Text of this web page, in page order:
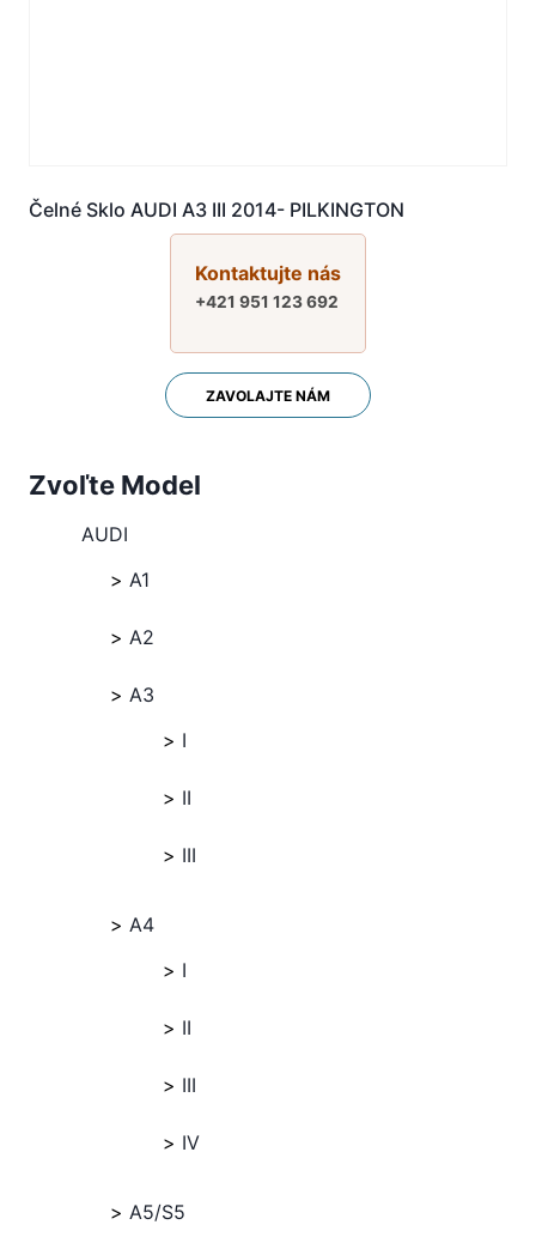
Čelné Sklo AUDI A3 III 2014- PILKINGTON
Kontaktujte nás
+421 951 123 692
ZAVOLAJTE NÁM
Zvoľte Model
AUDI
A1
A2
A3
I
II
III
A4
I
II
III
IV
A5/S5